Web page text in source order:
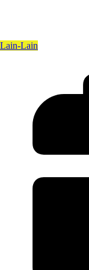
Lain-Lain